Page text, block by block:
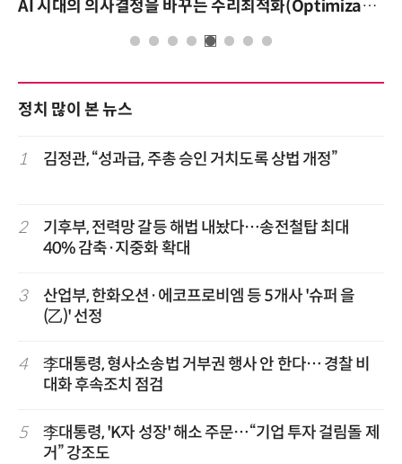
AI 시대의 의사결정을 바꾸는 수리최적화(Optimization): 실제 산업 적용 사례와 활용 전략
정치 많이 본 뉴스
1 김정관, “성과급, 주총 승인 거치도록 상법 개정”
2
기후부, 전력망 갈등 해법 내놨다…송전철탑 최대
40% 감축·지중화 확대
3
산업부, 한화오션·에코프로비엠 등 5개사 '슈퍼 을
(乙)' 선정
4
李대통령, 형사소송법 거부권 행사 안 한다… 경찰 비
대화 후속조치 점검
5
李대통령, 'K자 성장' 해소 주문…“기업 투자 걸림돌 제
거” 강조도